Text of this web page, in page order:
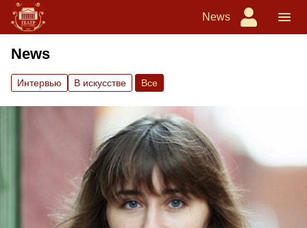
News
News
Интервью В искусстве Вce